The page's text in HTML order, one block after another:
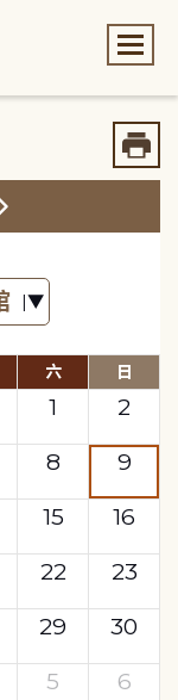
六 日
1
2
8
9
15
16
22
23
29
30
5 6